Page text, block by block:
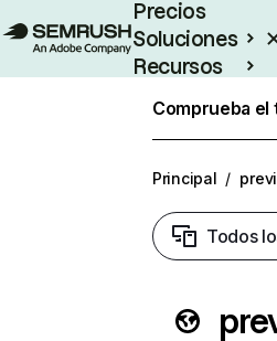
Precios
Soluciones
Recursos
Comprueba
Principal /
Todos